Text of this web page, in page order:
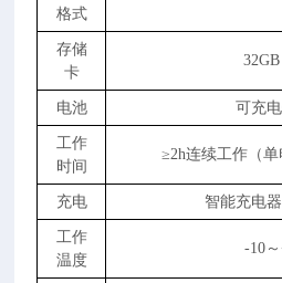
格式
存储
卡
电池 可充
工作
时间
≥2h连续工作（
充电 智能充电
工作
温度
-10